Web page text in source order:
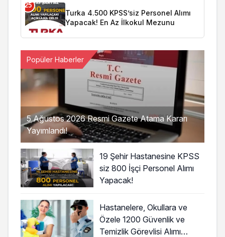
25
Turka 4.500 KPSS’siz Personel Alımı
Yapacak! En Az İlkokul Mezunu
5 Ağustos 2026 Resmi Gazete Atama Kararı
Yayımlandı!
Popüler Haberler
19 Şehir Hastanesine KPSS
siz 800 İşçi Personel Alımı
Yapacak!
Hastanelere, Okullara ve
Özele 1200 Güvenlik ve
Temizlik Görevlisi Alımı